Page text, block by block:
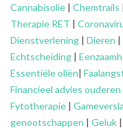
Cannabisolie | Chemtrails |
Therapie RET |
Dienstverlening | Dieren |
Echtscheiding |
Essentiële oliën|
Financieel advies ouderen
Fytotherapie |
genootschappen | Geluk |